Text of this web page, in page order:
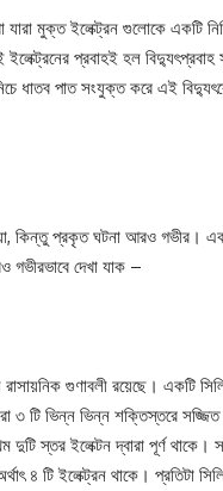
যারা মুক্ত ইলেক্ট্রন গুলোকে একটি
প্রবাহই হল বিদ্যুৎপ্রবাহ
ধাতব পাত সংযুক্ত করে এই
কিন্তু প্রকৃত ঘটনা আরও গভীর।
গভীরভাবে দেখা যাক –
রাসায়নিক গুণাবলী রয়েছে। একটি
৩ টি ভিন্ন ভিন্ন শক্তিস্তরে
দুটি স্তর ইলেক্টন দ্বারা পূর্ণ থাকে।
৪ টি ইলেক্ট্রন থাকে। প্রতিটা